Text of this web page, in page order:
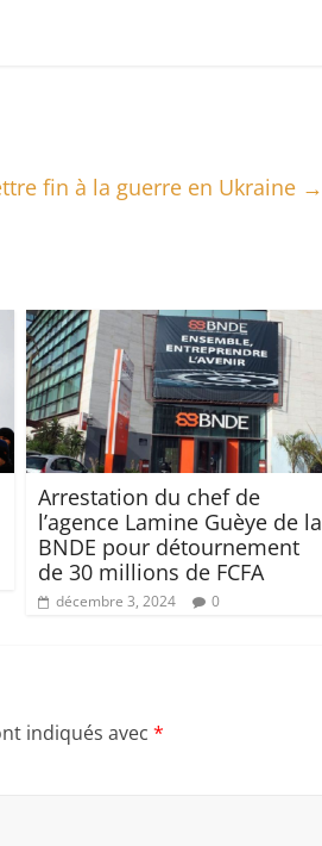
fin à la guerre en Ukraine →
Arrestation du chef de
l’agence Lamine Guèye de la
BNDE pour détournement
de 30 millions de FCFA
décembre 3, 2024 0
indiqués avec *